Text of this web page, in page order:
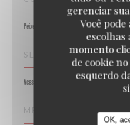
gerenciar
Você
escolhas
momento
de cookie
esquerdo
OK,
Peixe e frutos do mar,
SERVIÇOS
Acesso para pessoas com mobilidade reduzida,
MÉTODOS DE